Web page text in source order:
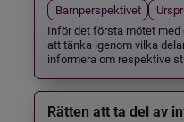
Barnperspektivet
Inför det första mötet med
att tänka igenom vilka
informera om respektive
Rätten att ta del av